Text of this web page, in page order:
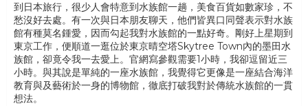
到日本旅行，很少人會特意到水族館一趟，美食百貨如數家珍，不
愁沒好去處。有一次與日本朋友聊天，他們皆異口同聲表示對水族
館有種莫名鍾愛，因而勾起我對水族館的一點好奇。剛好上星期到
東京工作，便順道一逛位於東京晴空塔Skytree Town內的墨田水
族館，卻竟令我一去愛上。官網寫參觀需要1小時，我卻逗留近三
小時。與其說是單純的一座水族館，我覺得它更像是一座結合海洋
教育與及藝術於一身的博物館，徹底打破我對於傳統水族館的一貫
想法。